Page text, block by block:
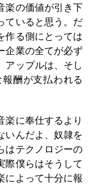
楽の価値が引き下
ていると思う。だ
作る側にとっては
企業の全てが必ず
アップルは、そし
酬が支払われる
楽に奉仕するより
いんだよ、奴隷を
はテクノロジーの
際僕らはそうして
によって十分に報